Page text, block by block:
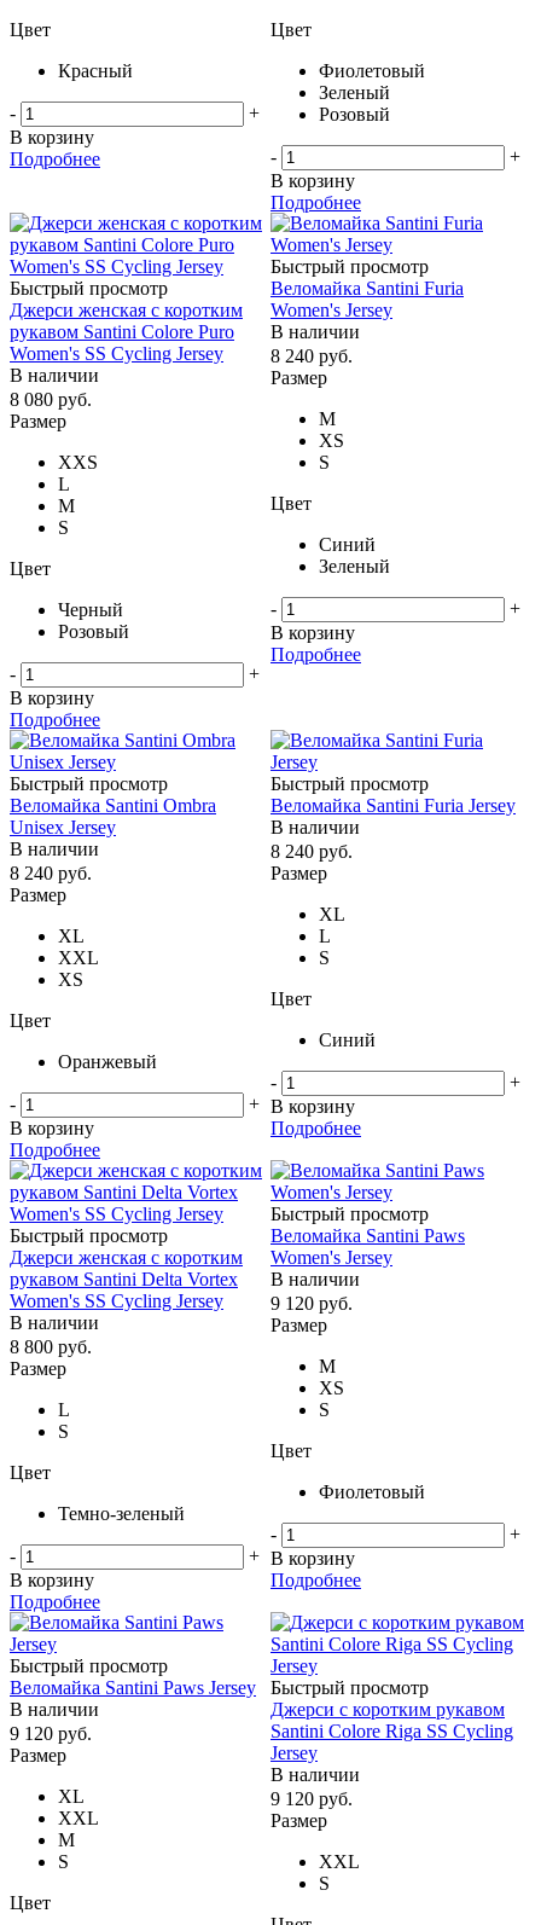
Цвет
Красный
-
+
В корзину
Подробнее
Цвет
Фиолетовый
Зеленый
Розовый
-
+
В корзину
Подробнее
Быстрый просмотр
Джерси женская с коротким
рукавом Santini Colore Puro
Women's SS Cycling Jersey
В наличии
8 080 руб.
Размер
XXS
L
M
S
Цвет
Черный
Розовый
-
+
В корзину
Подробнее
Быстрый просмотр
Веломайка Santini Furia
Women's Jersey
В наличии
8 240 руб.
Размер
M
XS
S
Цвет
Синий
Зеленый
-
+
В корзину
Подробнее
Быстрый просмотр
Веломайка Santini Ombra
Unisex Jersey
В наличии
8 240 руб.
Размер
XL
XXL
XS
Цвет
Оранжевый
-
+
В корзину
Подробнее
Быстрый просмотр
Веломайка Santini Furia Jersey
В наличии
8 240 руб.
Размер
XL
L
S
Цвет
Синий
-
+
В корзину
Подробнее
Быстрый просмотр
Джерси женская с коротким
рукавом Santini Delta Vortex
Women's SS Cycling Jersey
В наличии
8 800 руб.
Размер
L
S
Цвет
Темно-зеленый
-
+
В корзину
Подробнее
Быстрый просмотр
Веломайка Santini Paws
Women's Jersey
В наличии
9 120 руб.
Размер
M
XS
S
Цвет
Фиолетовый
-
+
В корзину
Подробнее
Быстрый просмотр
Веломайка Santini Paws Jersey
В наличии
9 120 руб.
Размер
XL
XXL
M
S
Цвет
Быстрый просмотр
Джерси с коротким рукавом
Santini Colore Riga SS Cycling
Jersey
В наличии
9 120 руб.
Размер
XXL
S